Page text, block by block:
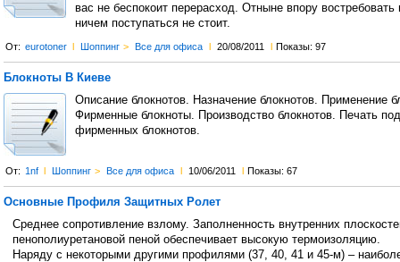
вас не беспокоит перерасход. Отныне впору востребовать
ничем поступаться не стоит.
От: eurotoner l Шоппинг > Все для офиса l 20/08/2011 l Показы: 97
Блокноты В Киеве
Описание блокнотов. Назначение блокнотов. Применение
Фирменные блокноты. Производство блокнотов. Печать под
фирменных блокнотов.
От: 1nf l Шоппинг > Все для офиса l 10/06/2011 l Показы: 67
Основные Профиля Защитных Ролет
Среднее сопротивление взлому. Заполненность внутренних
пенополиуретановой пеной обеспечивает высокую термоизоляцию.
Наряду с некоторыми другими профилями (37, 40, 41 и 45-м) –